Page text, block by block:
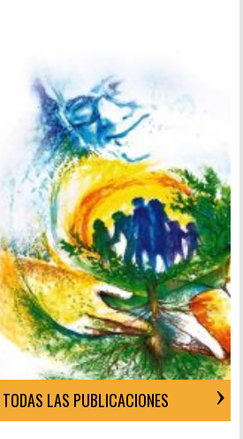
TODAS LAS PUBLICACIONES